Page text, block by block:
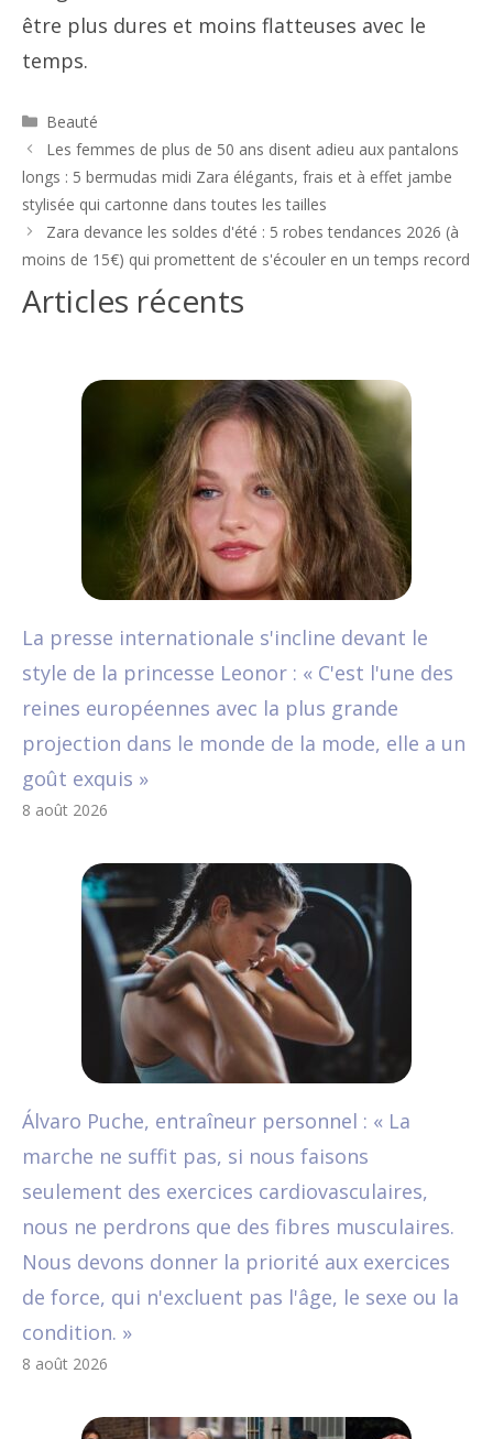
être plus dures et moins flatteuses avec le
temps.
Catégories
Beauté
Navigation
des
articles
Les femmes de plus de 50 ans disent adieu aux pantalons
longs : 5 bermudas midi Zara élégants, frais et à effet jambe
stylisée qui cartonne dans toutes les tailles
Zara devance les soldes d'été : 5 robes tendances 2026 (à
moins de 15€) qui promettent de s'écouler en un temps record
Articles récents
La presse internationale s'incline devant le
style de la princesse Leonor : « C'est l'une des
reines européennes avec la plus grande
projection dans le monde de la mode, elle a un
goût exquis »
8 août 2026
Álvaro Puche, entraîneur personnel : « La
marche ne suffit pas, si nous faisons
seulement des exercices cardiovasculaires,
nous ne perdrons que des fibres musculaires.
Nous devons donner la priorité aux exercices
de force, qui n'excluent pas l'âge, le sexe ou la
condition. »
8 août 2026